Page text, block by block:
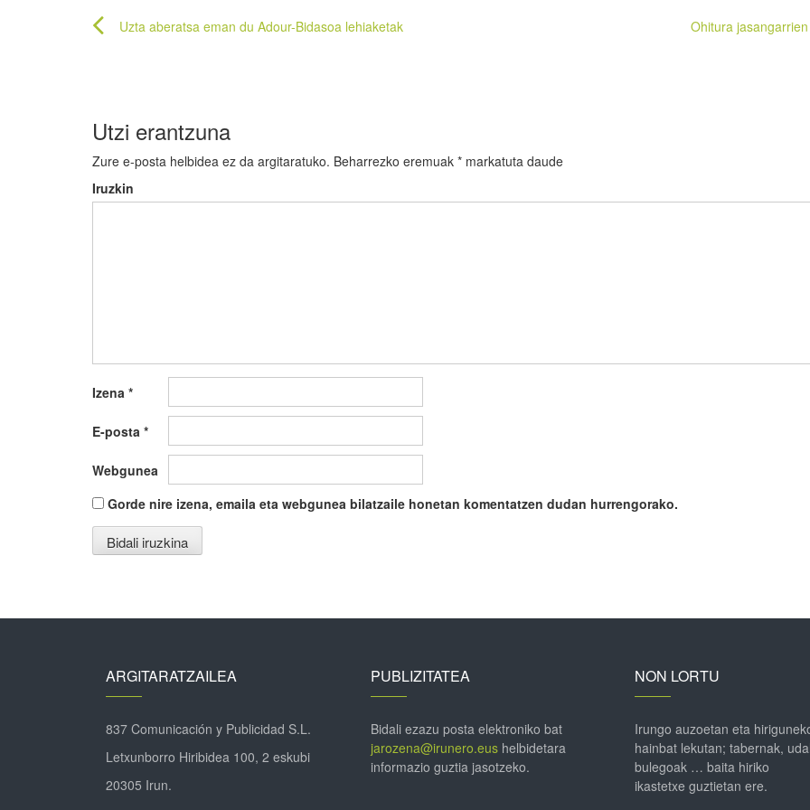
Bidalketetan
Uzta aberatsa eman du Adour-Bidasoa lehiaketak Ohitura
Utzi erantzuna
Zure e-posta helbidea ez da argitaratuko. Beharrezko eremuak * markatuta daude
Iruzkin
Izena *
E-posta *
Webgunea
Gorde nire izena, emaila eta webgunea bilatzaile honetan komentatzen dudan hurrengorako.
ARGITARATZAILEA
837 Comunicación y Publicidad S.L.
Letxunborro Hiribidea 100, 2 eskubi
20305 Irun.
PUBLIZITATEA
Bidali ezazu posta elektroniko bat
jarozena@irunero.eushelbidetara
informazio guztia jasotzeko.
NON LORTU
Irungo auzoetan eta
hainbat lekutan; tabernak,
bulegoak … baita hiriko
ikastetxe guztietan ere.